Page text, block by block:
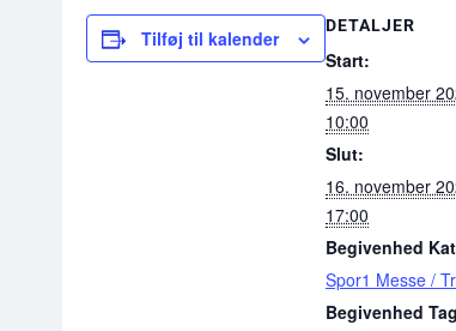
Tilføj til kalender
DETALJER
Start:
15. november
10:00
Slut:
16. november
17:00
Begivenhed
Spor1 Messe /
Begivenhed